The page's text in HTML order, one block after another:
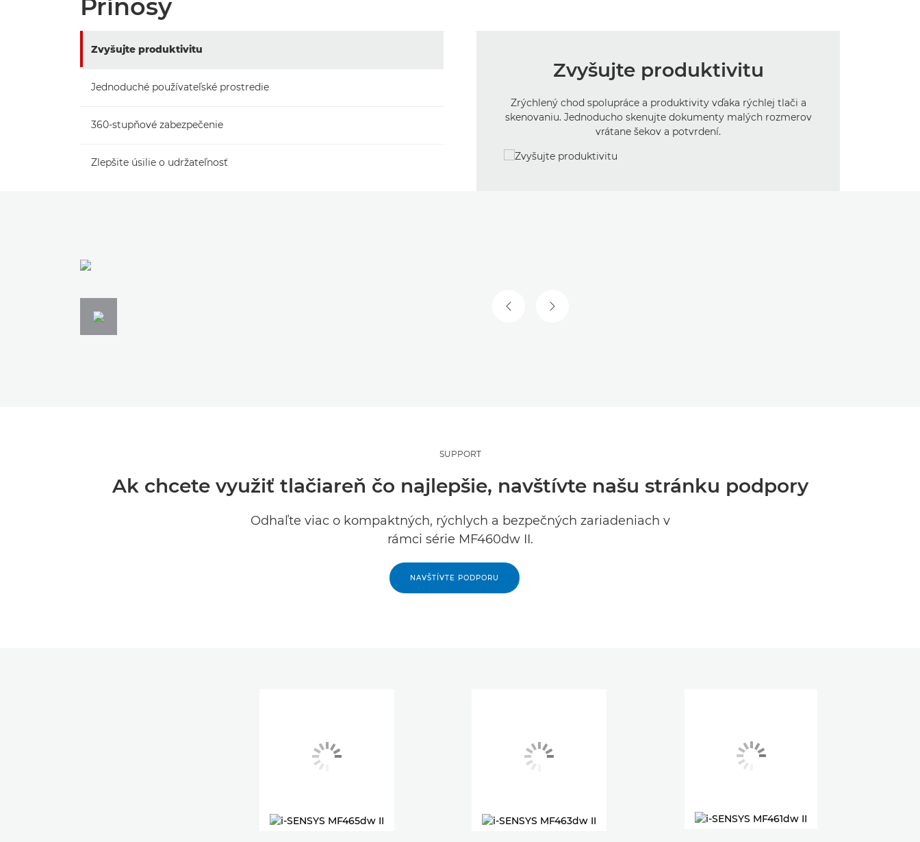
Prínosy
Zvyšujte produktivitu
Jednoduché používateľské prostredie
360-stupňové zabezpečenie
Zlepšite úsilie o udržateľnosť
Zvyšujte produktivitu
Zrýchlený chod spolupráce a produktivity vďaka rýchlej tlači a
skenovaniu. Jednoducho skenujte dokumenty malých rozmerov
vrátane šekov a potvrdení.
PREDCHÁDZAJÚCA SNÍMKA
NASLEDUJÚCA SNÍMKA
SUPPORT
Ak chcete využiť tlačiareň čo najlepšie, navštívte našu stránku podpory
Odhaľte viac o kompaktných, rýchlych a bezpečných zariadeniach v
rámci série MF460dw II.
NAVŠTÍVTE PODPORU